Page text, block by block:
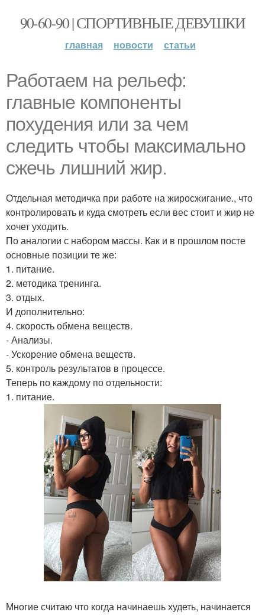
90-60-90 | СПОРТИВНЫЕ ДЕВУШКИ
главная новости статьи
Работаем на рельеф:
главные компоненты
похудения или за чем
следить чтобы максимально
сжечь лишний жир.
Отдельная методичка при работе на жиросжигание., что
контролировать и куда смотреть если вес стоит и жир не
хочет уходить.
По аналогии с набором массы. Как и в прошлом посте
основные позиции те же:
1. питание.
2. методика тренинга.
3. отдых.
И дополнительно:
4. скорость обмена веществ.
- Анализы.
- Ускорение обмена веществ.
5. контроль результатов в процессе.
Теперь по каждому по отдельности:
1. питание.
Многие считаю что когда начинаешь худеть, начинается